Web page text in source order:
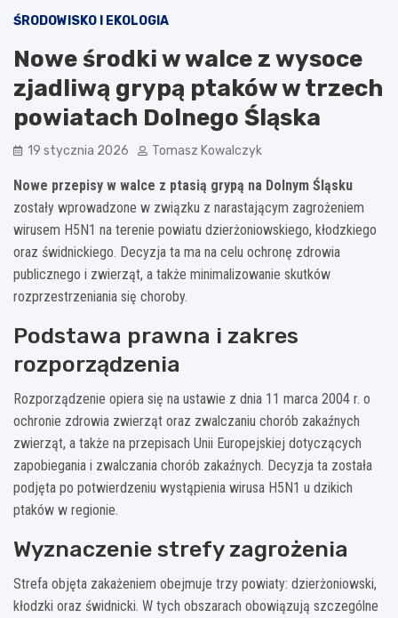
ŚRODOWISKO I EKOLOGIA
Nowe środki w walce z wysoce
zjadliwą grypą ptaków w trzech
powiatach Dolnego Śląska
19 stycznia 2026 Tomasz Kowalczyk
Nowe przepisy w walce z ptasią grypą na Dolnym Śląsku
zostały wprowadzone w związku z narastającym zagrożeniem
wirusem H5N1 na terenie powiatu dzierżoniowskiego, kłodzkiego
oraz świdnickiego. Decyzja ta ma na celu ochronę zdrowia
publicznego i zwierząt, a także minimalizowanie skutków
rozprzestrzeniania się choroby.
Podstawa prawna i zakres
rozporządzenia
Rozporządzenie opiera się na ustawie z dnia 11 marca 2004 r. o
ochronie zdrowia zwierząt oraz zwalczaniu chorób zakaźnych
zwierząt, a także na przepisach Unii Europejskiej dotyczących
zapobiegania i zwalczania chorób zakaźnych. Decyzja ta została
podjęta po potwierdzeniu wystąpienia wirusa H5N1 u dzikich
ptaków w regionie.
Wyznaczenie strefy zagrożenia
Strefa objęta zakażeniem obejmuje trzy powiaty: dzierżoniowski,
kłodzki oraz świdnicki. W tych obszarach obowiązują szczególne